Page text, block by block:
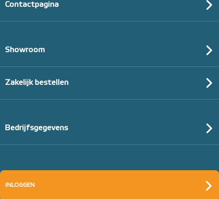
Contactpagina
Showroom
Zakelijk bestellen
Bedrijfsgegevens
INLOGGEN